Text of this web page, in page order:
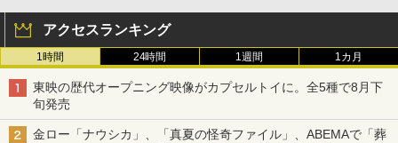
アクセスランキング
1時間 24時間 1週間 1カ月
東映の歴代オープニング映像がカプセルトイに。全5種で8月下
旬発売
金ロー「ナウシカ」、「真夏の怪奇ファイル」、ABEMAで「葬